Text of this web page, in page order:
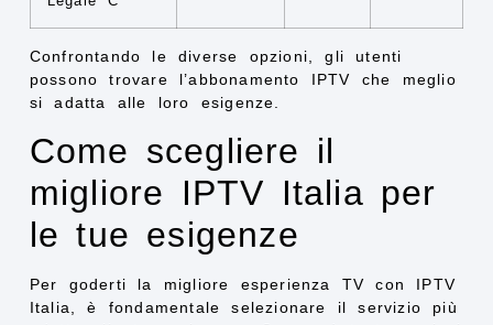
Confrontando le diverse opzioni, gli utenti
possono trovare l’abbonamento IPTV che meglio
si adatta alle loro esigenze.
Come scegliere il
migliore IPTV Italia per
le tue esigenze
Per goderti la migliore esperienza TV con IPTV
Italia, è fondamentale selezionare il servizio più